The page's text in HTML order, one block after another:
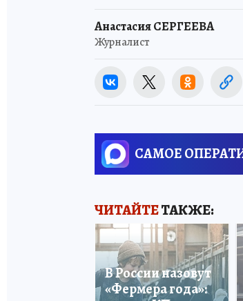
Анастасия СЕРГЕЕВА
Журналист
САМОЕ
ЧИТАЙТЕТАКЖЕ:
В России назовут
«Фермера года»: